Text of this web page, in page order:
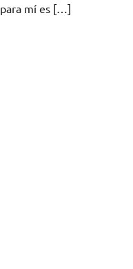
mí es […]